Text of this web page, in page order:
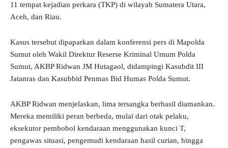
11 tempat kejadian perkara (TKP) di wilayah Sumatera Utara,
Aceh, dan Riau.
Kasus tersebut dipaparkan dalam konferensi pers di Mapolda
Sumut oleh Wakil Direktur Reserse Kriminal Umum Polda
Sumut, AKBP Ridwan JM Hutagaol, didampingi Kasubdit III
Jatanras dan Kasubbid Penmas Bid Humas Polda Sumut.
AKBP Ridwan menjelaskan, lima tersangka berhasil diamankan.
Mereka memiliki peran berbeda, mulai dari otak pelaku,
eksekutor pembobol kendaraan menggunakan kunci T,
pengawas situasi, pengemudi kendaraan hasil curian, hingga